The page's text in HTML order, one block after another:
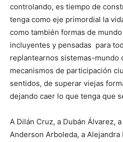
controlando, es tiempo de
tenga como eje primordial la
como también formas de
incluyentes y pensadas para
replantearnos sistemas-mundo
mecanismos de participación
sentidos, de superar viejas
dejando caer lo que tenga que
A Dilán Cruz, a Dubán Álvarez,
Anderson Arboleda, a